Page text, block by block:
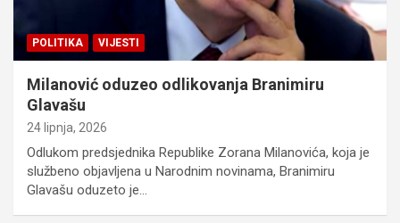
POLITIKA VIJESTI
Milanović oduzeo odlikovanja Branimiru
Glavašu
24 lipnja, 2026
Odlukom predsjednika Republike Zorana Milanovića, koja je
službeno objavljena u Narodnim novinama, Branimiru
Glavašu oduzeto je…